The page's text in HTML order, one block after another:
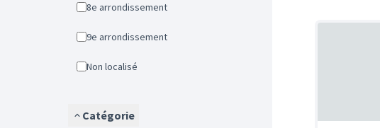
8e arrondissement
9e arrondissement
Non localisé
Catégorie